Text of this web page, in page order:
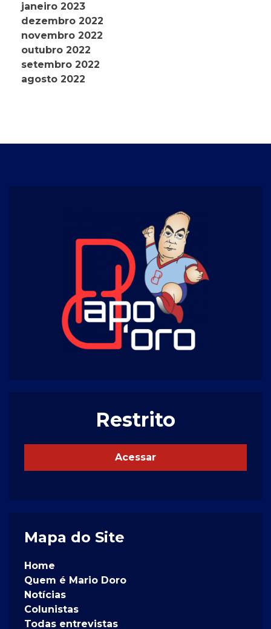
janeiro 2023
dezembro 2022
novembro 2022
outubro 2022
setembro 2022
agosto 2022
Restrito
Acessar
Mapa do Site
Home
Quem é Mario Doro
Notícias
Colunistas
Todas entrevistas